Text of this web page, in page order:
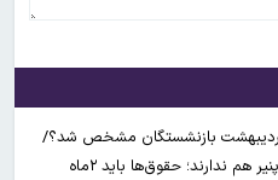
بازنشستگان مشخص شد؟/
کریمی: بازنشستگان توان خرید نان و پنیر هم ندارند؛ حقوق‌ها باید ۲ماه